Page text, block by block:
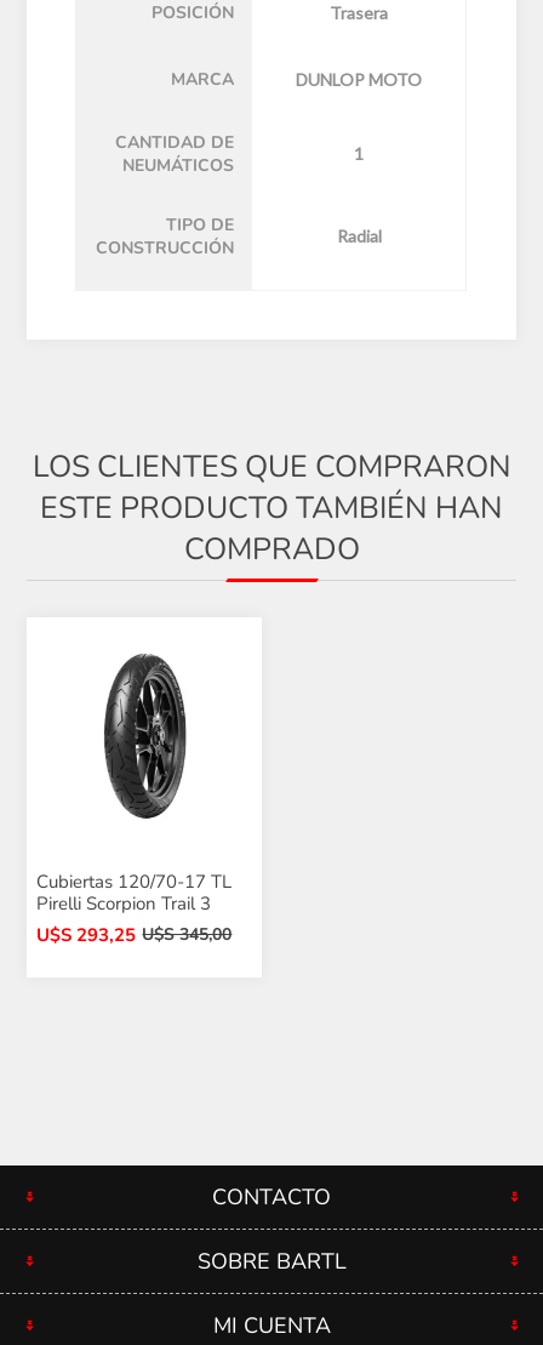
POSICIÓN Trasera
MARCA DUNLOP MOTO
CANTIDAD DE
NEUMÁTICOS
1
TIPO DE
CONSTRUCCIÓN
Radial
LOS CLIENTES QUE COMPRARON
ESTE PRODUCTO TAMBIÉN HAN
COMPRADO
Cubiertas 120/70-17 TL
Pirelli Scorpion Trail 3
U$S 293,25 U$S 345,00
CONTACTO
SOBRE BARTL
MI CUENTA